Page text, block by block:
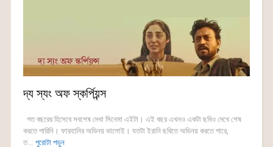
দ্য স্যং অফ স্কর্পিয়ন্স
গত বছরের হিসেবে সবশেষ দেখা সিনেমা এইটা। এই বছর এখনও একটা ছবিও দেখে শেষ
করতে পারিনি। ফারহানির অভিনয় ভালোই। যতটা ইরানি ছবিতে অভিনয় করতে পারে,
ত... পুরোটা পড়ুন